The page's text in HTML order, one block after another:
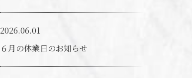
2026.06.01
６月の休業日のお知らせ